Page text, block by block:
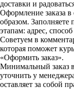
доставки и
Оформление заказа
образом.
этапам: адрес,
Советуем в
которая поможет
«Оформить заказ».
Минимальный заказ
уточнить у
оставляет за собой